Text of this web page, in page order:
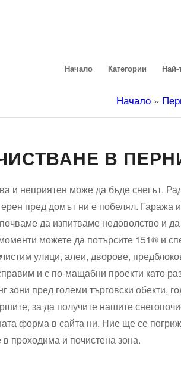
Начало Категории Най-
Начало»
В
и неприятен може да бъде снегът.
пред домът ни е побелял. Гаража
да изпитваме недоволство и
можете да потърсите 151® и
улици, алеи, дворове,
и с по-мащабни проекти като
зони пред големи търговски обекти,
за да получите нашите
форма в сайта ни. Ние ще се
в проходима и почистена зона.